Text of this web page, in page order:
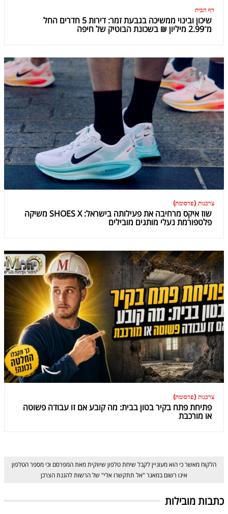
דף הבית
שיכון ובינוי ממשיכה בגבעת זמר: דירות 5 חדרים החל
מ־2.99 מיליון ₪ בשכונת הבוטיק של חיפה
צרכנות (פרסומת)
שוז איקס מרחיבה את פעילותה בישראל: SHOES X משיקה
פלטפורמת נעלי מותגים מובילים
צרכנות (פרסומת)
פתיחת פתח בקיר בטון בבית: מה קובע אם זו עבודה פשוטה
או מורכבת
הלקוח מאשר כי הוא מעוניין לקבל שיחת טלפון שיווקית מאת המפרסם וכי מספר הטלפון
אינו רשום במאגר "אל תתקשרו אלי" של הרשות להגנת הצרכן
כתבות מובילות